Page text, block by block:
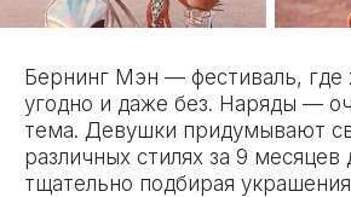
Бернинг Мэн — фестиваль, где
угодно и даже без. Наряды —
тема. Девушки придумывают
различных стилях за 9 месяцев
тщательно подбирая